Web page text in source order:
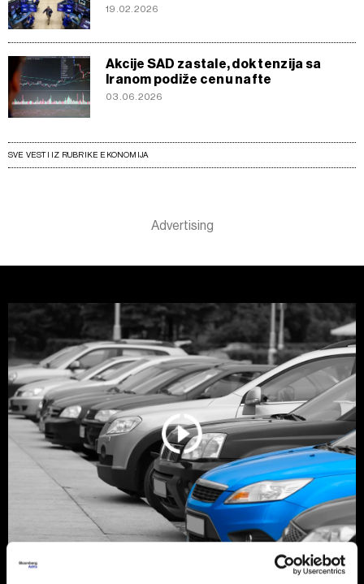
19.02.2026
Akcije SAD zastale, dok tenzija sa
Iranom podiže cenu nafte
03.06.2026
SVE VESTI IZ RUBRIKE EKONOMIJA